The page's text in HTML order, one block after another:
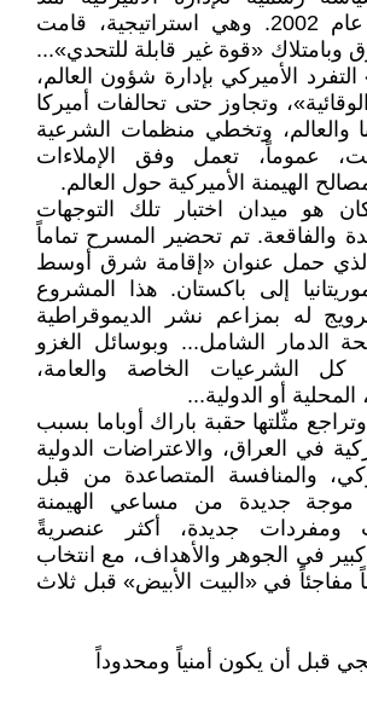
إعلانها في أيلول عام 2002. وهي استراتيجية، قامت
وبامتلاك «قوة غير قابلة للتحدي»...
الأميركي بإدارة شؤون العالم،
وتجاوز حتى تحالفات أميركا
والعالم، وتخطي منظمات الشرعية
عموماً، تعمل وفق الإملاءات
الهيمنة الأميركية حول العالم.
هو ميدان اختبار تلك التوجهات
والفاقعة. تم تحضير المسرح تماماً
حمل عنوان «إقامة شرق أوسط
إلى باكستان. هذا المشروع
له بمزاعم نشر الديموقراطية
الدمار الشامل... وبوسائل الغزو
كل الشرعيات الخاصة والعامة،
المحلية أو الدولية...
مثّلتها حقبة باراك أوباما بسبب
في العراق، والاعتراضات الدولية
والمنافسة المتصاعدة من قبل
جديدة من مساعي الهيمنة
ومفردات جديدة، أكثر عنصريةً
كبير في الجوهر والأهداف، مع انتخاب
مفاجئاً في «البيت الأبيض» قبل ثلاث
قبل أن يكون أمنياً ومحدوداً